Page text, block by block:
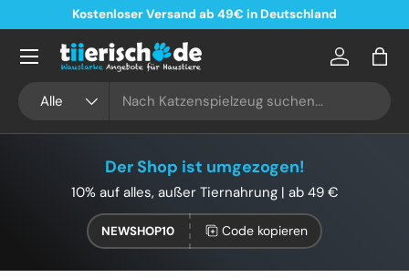
Direkt zum Inhalt
Kostenloser Versand ab 49€ in Deutschland
Alle
Konto
Der Shop ist umgezogen!
10% auf alles, außer Tiernahrung | ab 49 €
NEWSHOP10 Code kopieren